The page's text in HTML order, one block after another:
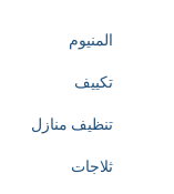
المنيوم
تكييف
تنظيف منازل
ثلاجات